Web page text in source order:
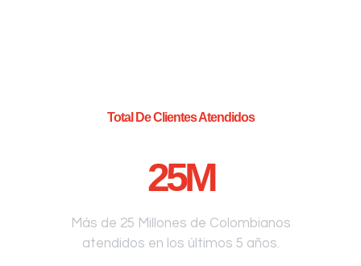
Total De Clientes Atendidos
25M
Más de 25 Millones de Colombianos
atendidos en los últimos 5 años.